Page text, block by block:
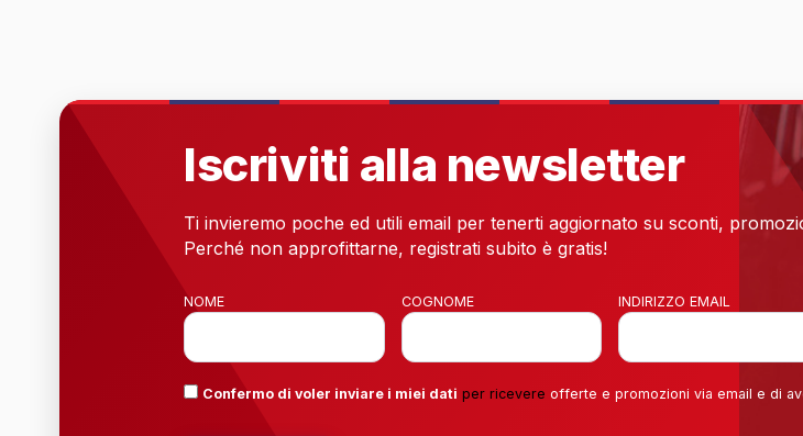
Iscriviti alla newsletter
Ti invieremo poche ed utili email per tenerti aggiornato su sconti,
Perché non approfittarne, registrati subito è gratis!
NOME COGNOME INDIRIZZO EMAIL
Confermo di voler inviare i miei dati per ricevere offerte e promozioni via email e di